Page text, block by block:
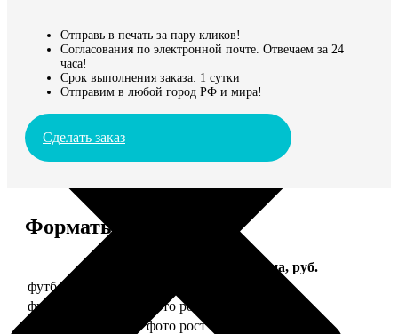
Отправь в печать за пару кликов!
Согласования по электронной почте. Отвечаем за 24
часа!
Срок выполнения заказа: 1 сутки
Отправим в любой город РФ и мира!
Сделать заказ
Форматы и цены
Цена, руб.
футболка детская с фото рост 118 см
футболка детская с фото рост 128 см
футболка детская с фото рост 134 см